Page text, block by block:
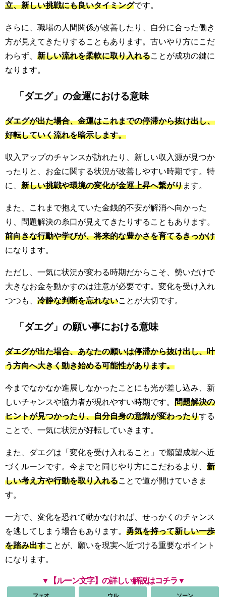
立、新しい挑戦にも良いタイミングです。
さらに、職場の人間関係が改善したり、自分に合った働き
方が見えてきたりすることもあります。古いやり方にこだ
わらず、 新しい流れを柔軟に取り入れる ことが成功の鍵に
なります。
「ダエグ」の金運における意味
ダエグが出た場合、金運はこれまでの停滞から抜け出し、
好転していく流れを暗示します。
収入アップのチャンスが訪れたり、新しい収入源が見つか
ったりと、お金に関する状況が改善しやすい時期です。特
に、 新しい挑戦や環境の変化が金運上昇へ繋がります。
また、これまで抱えていた金銭的不安が解消へ向かった
り、問題解決の糸口が見えてきたりすることもあります。
前向きな行動や学びが、将来的な豊かさを育てるきっかけ
になります。
ただし、一気に状況が変わる時期だからこそ、勢いだけで
大きなお金を動かすのは注意が必要です。変化を受け入れ
つつも、 冷静な判断を忘れない ことが大切です。
「ダエグ」の願い事における意味
ダエグが出た場合、あなたの願いは停滞から抜け出し、叶
う方向へ大きく動き始める可能性があります。
今までなかなか進展しなかったことにも光が差し込み、新
しいチャンスや協力者が現れやすい時期です。 問題解決の
ヒントが見つかったり、自分自身の意識が変わったりする
ことで、一気に状況が好転していきます。
また、ダエグは「変化を受け入れること」で願望成就へ近
づくルーンです。今までと同じやり方にこだわるより、 新
しい考え方や行動を取り入れる ことで道が開けていきま
す。
一方で、変化を恐れて動かなければ、せっかくのチャンス
を逃してしまう場合もあります。 勇気を持って新しい一歩
を踏み出す ことが、願いを現実へ近づける重要なポイント
になります。
▼【ルーン文字】の詳しい解説はコチラ▼
フェオ ウル ソーン